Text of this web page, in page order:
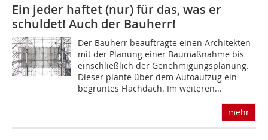
Ein jeder haftet (nur) für das, was er
schuldet! Auch der Bauherr!
Der Bauherr beauftragte einen Architekten
mit der Planung einer Baumaßnahme bis
einschließlich der Genehmigungsplanung.
Dieser plante über dem Autoaufzug ein
begrüntes Flachdach. Im weiteren...
mehr